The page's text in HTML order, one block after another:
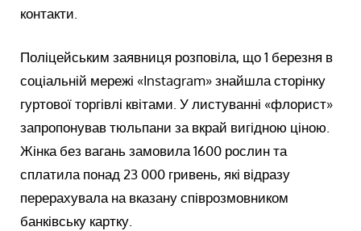
контакти.
Поліцейським заявниця розповіла, що 1 березня в
соціальній мережі «Instagram» знайшла сторінку
гуртової торгівлі квітами. У листуванні «флорист»
запропонував тюльпани за вкрай вигідною ціною.
Жінка без вагань замовила 1600 рослин та
сплатила понад 23 000 гривень, які відразу
перерахувала на вказану співрозмовником
банківську картку.